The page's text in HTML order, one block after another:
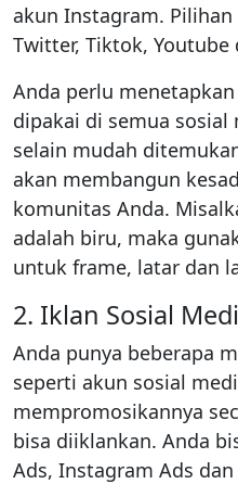
akun Instagram. Pilihan
Twitter, Tiktok, Youtube
Anda perlu
dipakai di semua sosial
selain mudah
akan membangun
komunitas Anda.
adalah biru, maka
untuk frame, latar dan
2. Iklan Sosial
Anda punya beberapa
seperti akun sosial
mempromosikannya
bisa diiklankan. Anda
Ads, Instagram Ads